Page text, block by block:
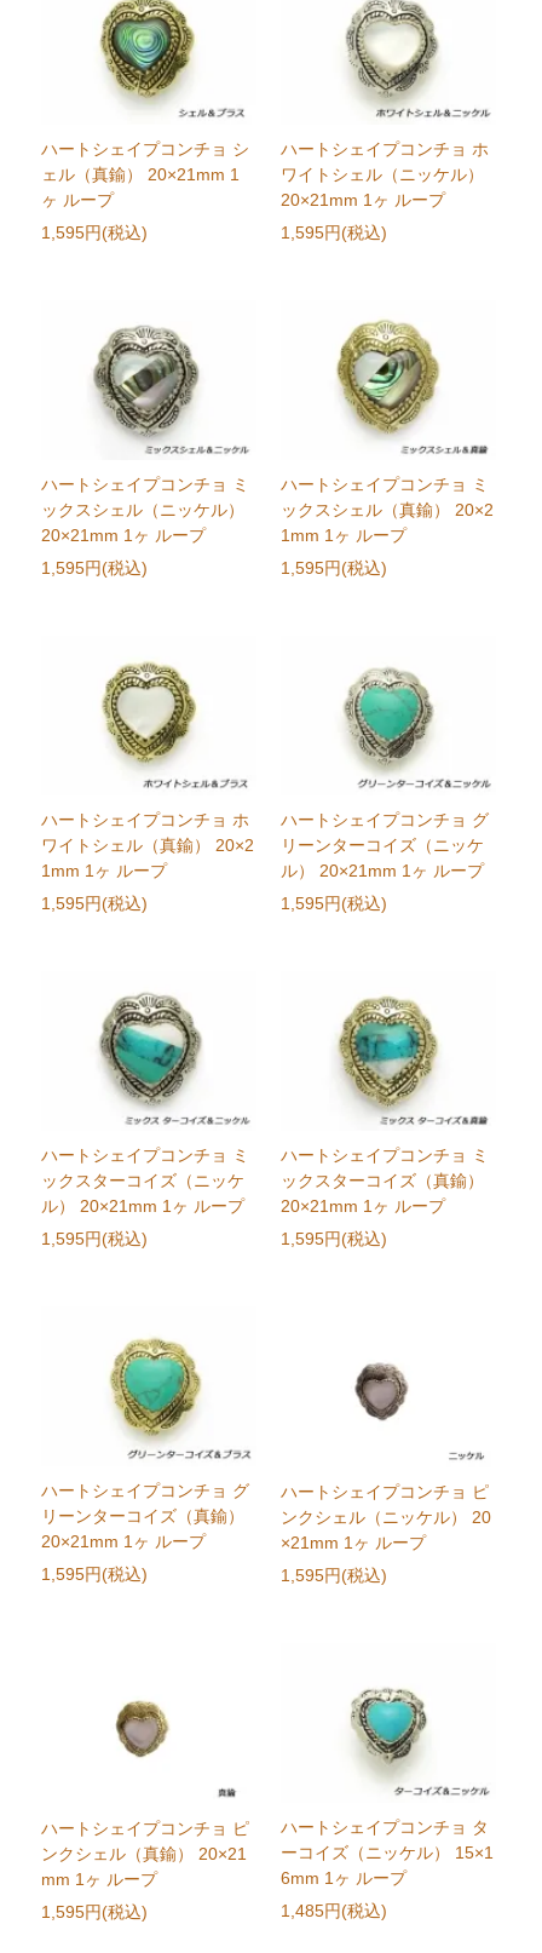
ハートシェイプコンチョ シ
ェル（真鍮） 20×21mm 1
ヶ ループ
1,595円(税込)
ハートシェイプコンチョ ホ
ワイトシェル（ニッケル）
20×21mm 1ヶ ループ
1,595円(税込)
ハートシェイプコンチョ ミ
ックスシェル（ニッケル）
20×21mm 1ヶ ループ
1,595円(税込)
ハートシェイプコンチョ ミ
ックスシェル（真鍮） 20×2
1mm 1ヶ ループ
1,595円(税込)
ハートシェイプコンチョ ホ
ワイトシェル（真鍮） 20×2
1mm 1ヶ ループ
1,595円(税込)
ハートシェイプコンチョ グ
リーンターコイズ（ニッケ
ル） 20×21mm 1ヶ ループ
1,595円(税込)
ハートシェイプコンチョ ミ
ックスターコイズ（ニッケ
ル） 20×21mm 1ヶ ループ
1,595円(税込)
ハートシェイプコンチョ ミ
ックスターコイズ（真鍮）
20×21mm 1ヶ ループ
1,595円(税込)
ハートシェイプコンチョ グ
リーンターコイズ（真鍮）
20×21mm 1ヶ ループ
1,595円(税込)
ハートシェイプコンチョ ピ
ンクシェル（ニッケル） 20
×21mm 1ヶ ループ
1,595円(税込)
ハートシェイプコンチョ ピ
ンクシェル（真鍮） 20×21
mm 1ヶ ループ
1,595円(税込)
ハートシェイプコンチョ タ
ーコイズ（ニッケル） 15×1
6mm 1ヶ ループ
1,485円(税込)